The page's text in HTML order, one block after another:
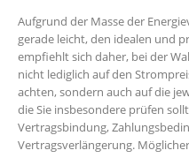
Aufgrund der Masse der
gerade leicht, den idealen und
empfiehlt sich daher, bei der
nicht lediglich auf den
achten, sondern auch auf die
die Sie insbesondere prüfen
Vertragsbindung,
Vertragsverlängerung.